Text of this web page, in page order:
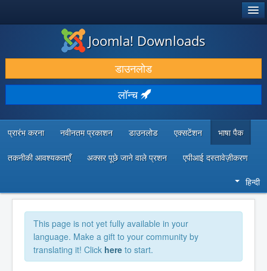
डाउनलोड करें और बढ़ाएं
खोजें और जानें
सामुदायिक समर्थन
डेवलपर संसाधन
Joomla! Downloads
डाउनलोड
लॉन्च
प्रारंभ करना नवीनतम प्रकाशन डाउनलोड एक्सटेंशन भाषा पैक
तकनीकी आवश्यकताएँ अक्सर पूछे जाने वाले प्रशन एपीआई दस्तावेज़ीकरण
हिन्दी
This page is not yet fully available in your
language. Make a gift to your community by
translating it! Click here to start.